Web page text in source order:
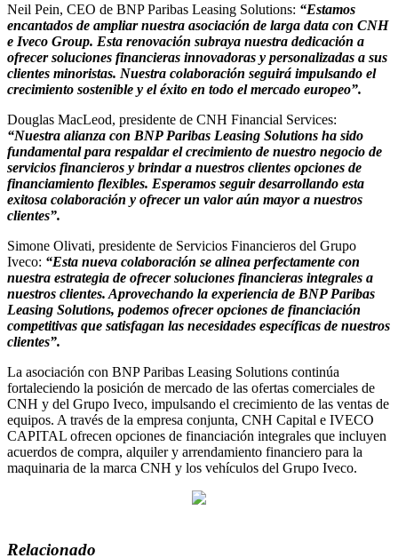
Neil Pein, CEO de BNP Paribas Leasing Solutions: “Estamos
encantados de ampliar nuestra asociación de larga data con CNH
e Iveco Group. Esta renovación subraya nuestra dedicación a
ofrecer soluciones financieras innovadoras y personalizadas a sus
clientes minoristas. Nuestra colaboración seguirá impulsando el
crecimiento sostenible y el éxito en todo el mercado europeo”.
Douglas MacLeod, presidente de CNH Financial Services:
“Nuestra alianza con BNP Paribas Leasing Solutions ha sido
fundamental para respaldar el crecimiento de nuestro negocio de
servicios financieros y brindar a nuestros clientes opciones de
financiamiento flexibles. Esperamos seguir desarrollando esta
exitosa colaboración y ofrecer un valor aún mayor a nuestros
clientes”.
Simone Olivati, presidente de Servicios Financieros del Grupo
Iveco: “Esta nueva colaboración se alinea perfectamente con
nuestra estrategia de ofrecer soluciones financieras integrales a
nuestros clientes. Aprovechando la experiencia de BNP Paribas
Leasing Solutions, podemos ofrecer opciones de financiación
competitivas que satisfagan las necesidades específicas de nuestros
clientes”.
La asociación con BNP Paribas Leasing Solutions continúa
fortaleciendo la posición de mercado de las ofertas comerciales de
CNH y del Grupo Iveco, impulsando el crecimiento de las ventas de
equipos. A través de la empresa conjunta, CNH Capital e IVECO
CAPITAL ofrecen opciones de financiación integrales que incluyen
acuerdos de compra, alquiler y arrendamiento financiero para la
maquinaria de la marca CNH y los vehículos del Grupo Iveco.
Relacionado